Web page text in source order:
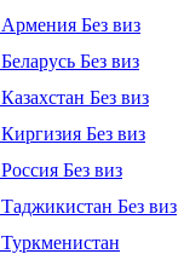
Армения Без виз
Беларусь Без виз
Казахстан Без виз
Киргизия Без виз
Россия Без виз
Таджикистан Без виз
Туркменистан